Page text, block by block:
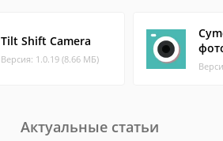
Tilt Shift Camera
Версия: 1.0.19 (8.66 МБ)
Актуальные статьи